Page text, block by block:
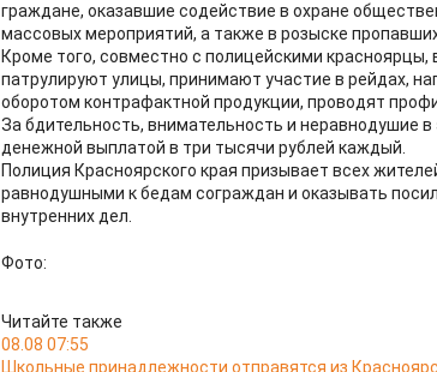
граждане, оказавшие содействие в охране
массовых мероприятий, а также в розыске
Кроме того, совместно с полицейскими
патрулируют улицы, принимают участие в рейдах,
оборотом контрафактной продукции, проводят
За бдительность, внимательность и неравнодушие
денежной выплатой в три тысячи рублей каждый.
Полиция Красноярского края призывает всех
равнодушными к бедам сограждан и оказывать
внутренних дел.
Фото:
Читайте также
08.08 07:55
Школьные принадлежности отправятся из